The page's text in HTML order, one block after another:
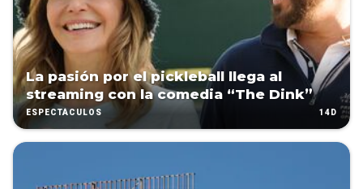
La pasión por el pickleball llega al
streaming con la comedia “The Dink”
ESPECTÁCULOS 14D